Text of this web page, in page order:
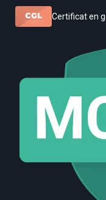
Certificat en